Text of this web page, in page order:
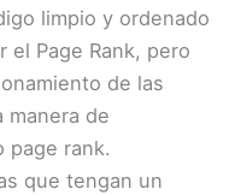
limpio y ordenado
el Page Rank, pero
de las
manera de
page rank.
que tengan un